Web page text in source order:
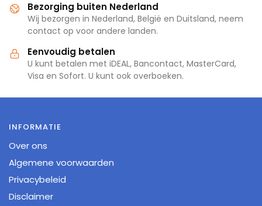
Bezorging buiten Nederland
Wij bezorgen in Nederland, België en Duitsland, neem
contact op voor andere landen.
Eenvoudig betalen
U kunt betalen met iDEAL, Bancontact, MasterCard,
Visa en Sofort. U kunt ook overboeken.
INFORMATIE
Over ons
Algemene voorwaarden
Privacybeleid
Disclaimer